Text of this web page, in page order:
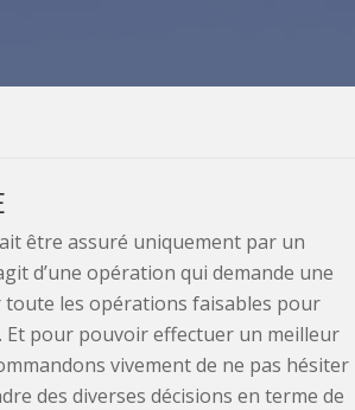
être assuré uniquement par un
d’une opération qui demande une
les opérations faisables pour
pour pouvoir effectuer un meilleur
vivement de ne pas hésiter
des diverses décisions en terme de